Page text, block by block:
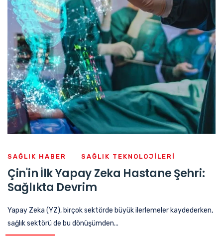
SAĞLIK HABER SAĞLIK TEKNOLOJILERI
Çin'in İlk Yapay Zeka Hastane Şehri:
Sağlıkta Devrim
Yapay Zeka (YZ), birçok sektörde büyük ilerlemeler kaydederken,
sağlık sektörü de bu dönüşümden...